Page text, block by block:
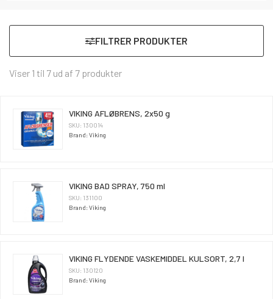
FILTRER PRODUKTER
Viser 1 til 7 ud af 7 produkter
VIKING AFLØBRENS, 2x50 g
SKU: 130014
Brand: Viking
VIKING BAD SPRAY, 750 ml
SKU: 131100
Brand: Viking
VIKING FLYDENDE VASKEMIDDEL KULSORT, 2,7 l
SKU: 130120
Brand: Viking